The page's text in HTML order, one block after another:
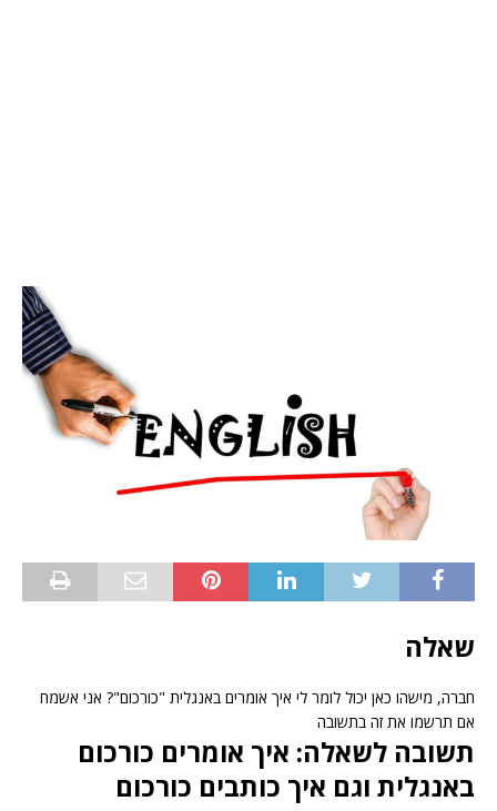
שאלה
חברה, מישהו כאן יכול לומר לי איך אומרים באנגלית "כורכום"? אני אשמח
אם תרשמו את זה בתשובה
תשובה לשאלה: איך אומרים כורכום
באנגלית וגם איך כותבים כורכום